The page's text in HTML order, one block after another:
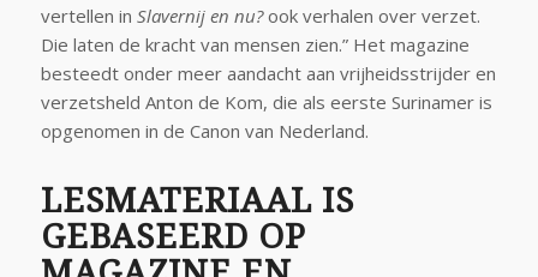
vertellen in Slavernij en nu?ook verhalen over verzet.
Die laten de kracht van mensen zien.” Het magazine
besteedt onder meer aandacht aan vrijheidsstrijder en
verzetsheld Anton de Kom, die als eerste Surinamer is
opgenomen in de Canon van Nederland.
LESMATERIAAL IS
GEBASEERD OP